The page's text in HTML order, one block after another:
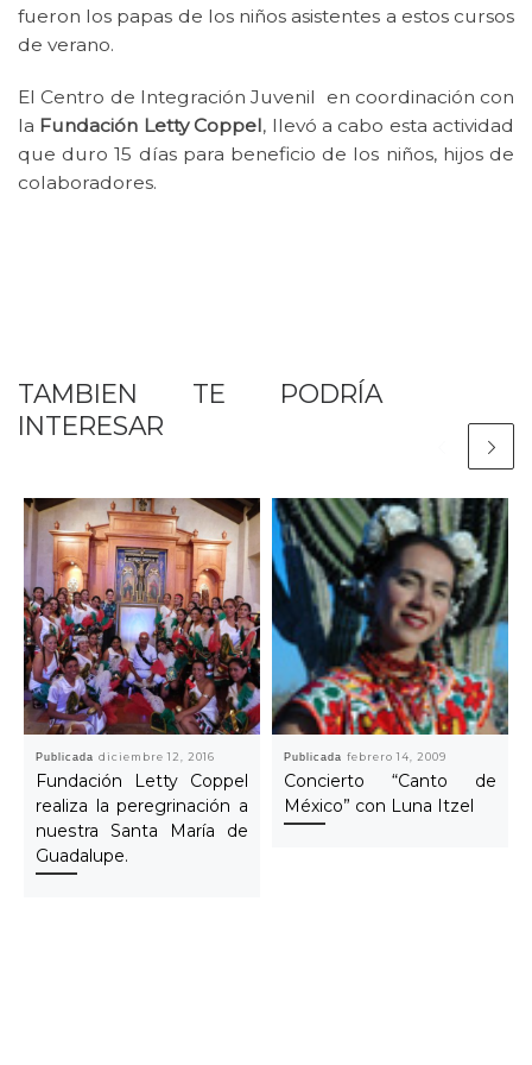
fueron los papas de los niños asistentes a estos cursos
de verano.
El Centro de Integración Juvenil en coordinación con
la Fundación Letty Coppel, llevó a cabo esta actividad
que duro 15 días para beneficio de los niños, hijos de
colaboradores.
TAMBIEN TE PODRÍA
INTERESAR
Publicadadiciembre 12, 2016
Fundación Letty Coppel
realiza la peregrinación a
nuestra Santa María de
Guadalupe.
Publicadafebrero 14, 2009
Concierto “Canto de
México” con Luna Itzel